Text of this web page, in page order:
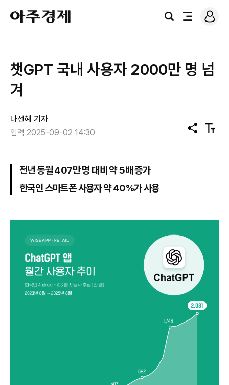
아
주
경
검
전
로
그
챗GPT 국내 사용자 2000만 명 넘
겨
나선혜 기자
입력 2025-09-02 14:30
공
유
텍
스
전년 동월 407만 명 대비 약 5배 증가
한국인 스마트폰 사용자 약 40%가 사용